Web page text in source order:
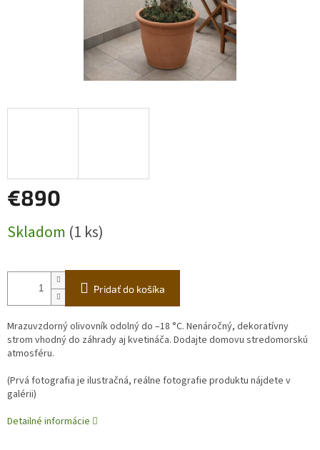
€890
cena:
Skladom (1 ks)
Pridať do košíka
Mrazuvzdorný olivovník odolný do –18 °C. Nenáročný, dekoratívny
strom vhodný do záhrady aj kvetináča. Dodajte domovu stredomorskú
atmosféru.
(Prvá fotografia je ilustračná, reálne fotografie produktu nájdete v
galérii)
Detailné informácie